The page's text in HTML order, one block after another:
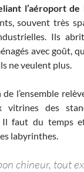
l’aéroport de
souvent très
Ils
avec goût,
ne veulent plus.
de l’ensemble
vitrines des
Il faut du temps
labyrinthes.
chineur, tout